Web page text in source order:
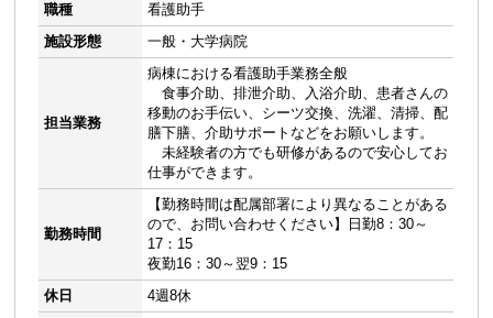
職種
看護助手
施設形態
一般・大学病院
担当業務
病棟における看護助手業務全般
食事介助、排泄介助、入浴介助、患者さんの
移動のお手伝い、シーツ交換、洗濯、清掃、配
膳下膳、介助サポートなどをお願いします。
未経験者の方でも研修があるので安心してお
仕事ができます。
勤務時間
【勤務時間は配属部署により異なることがある
ので、お問い合わせください】日勤8：30～
17：15
夜勤16：30～翌9：15
休日
4週8休